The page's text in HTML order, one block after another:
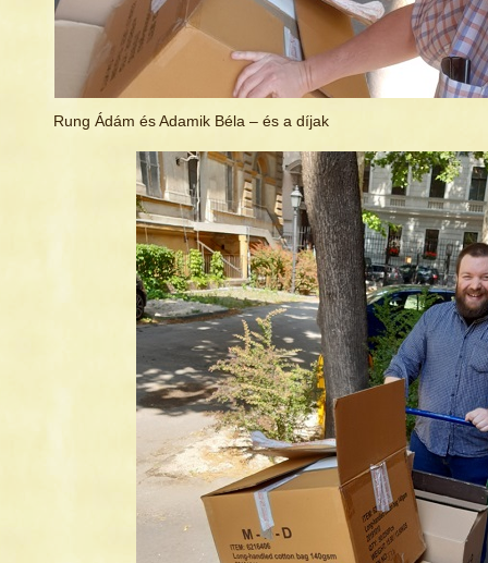
Rung Ádám és Adamik Béla – és a díjak